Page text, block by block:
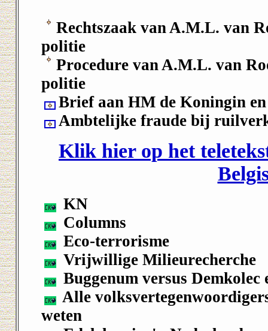
Rechtszaak van A.M.L. van
politie
Procedure van A.M.L. van
politie
Brief aan HM de Koningin
Ambtelijke fraude bij
Klik hier op het
KN
Columns
Eco-terrorisme
Vrijwillige Milieurecherche
Buggenum versus Demkolec
Alle
weten